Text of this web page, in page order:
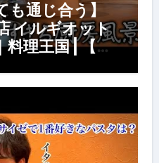
も通じ合う】
イルギオット
料理王国 | 【厨